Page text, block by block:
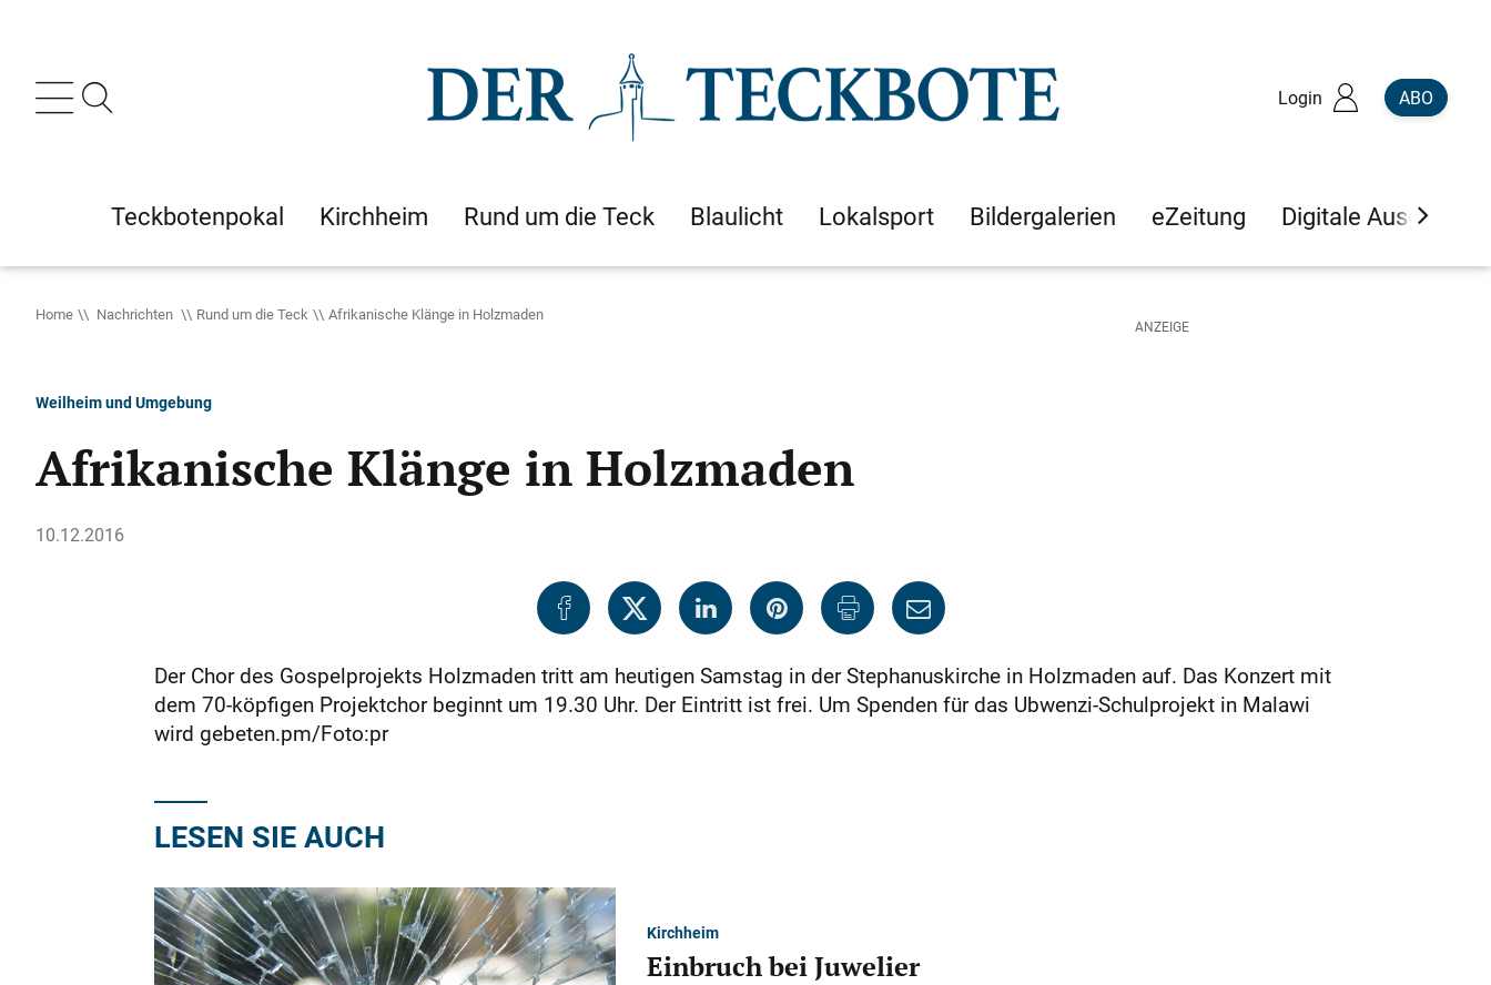
Login ABO
Teckbotenpokal Kirchheim Rund um die Teck Blaulicht Lokalsport Bildergalerien eZeitung Digitale Ausgaben
Home Nachrichten Rund um die Teck Afrikanische Klänge in Holzmaden
Weilheim und Umgebung
Afrikanische Klänge in Holzmaden
10.12.2016
Der Chor des Gospelprojekts Holzmaden tritt am heutigen Samstag in der Stephanuskirche in Holzmaden auf. Das Konzert mit
dem 70-köpfigen Projektchor beginnt um 19.30 Uhr. Der Eintritt ist frei. Um Spenden für das Ubwenzi-Schulprojekt in Malawi
wird gebeten.pm/Foto:pr
LESEN SIE AUCH
Kirchheim
Einbruch bei Juwelier